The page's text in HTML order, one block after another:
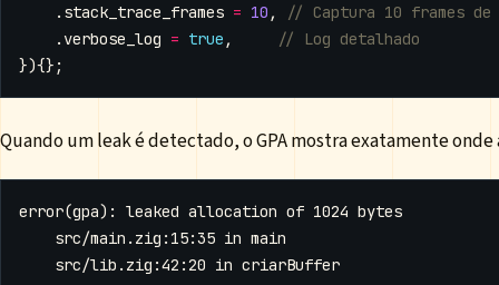
. stack_trace_frames = 10 ,
. verbose_log = true ,
}){};
Quando um leak é detectado, o GPA mostra exatamente onde